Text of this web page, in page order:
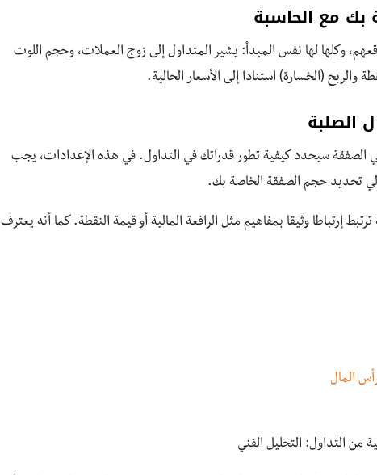
مع الحاسبة
وكلها لها نفس المبدأ: يشير المتداول إلى زوج العملات، وحجم اللوت
والربح (الخسارة) استنادا إلى الأسعار الحالية.
الصلبة
الصفقة سيحدد كيفية تطور قدراتك في التداول. في هذه الإعدادات، يجب
تحديد حجم الصفقة الخاصة بك.
إرتباطا وثيقا بمفاهيم مثل الرافعة المالية أو قيمة النقطة. كما أنه يعترف
المال
التداول: التحليل الفني